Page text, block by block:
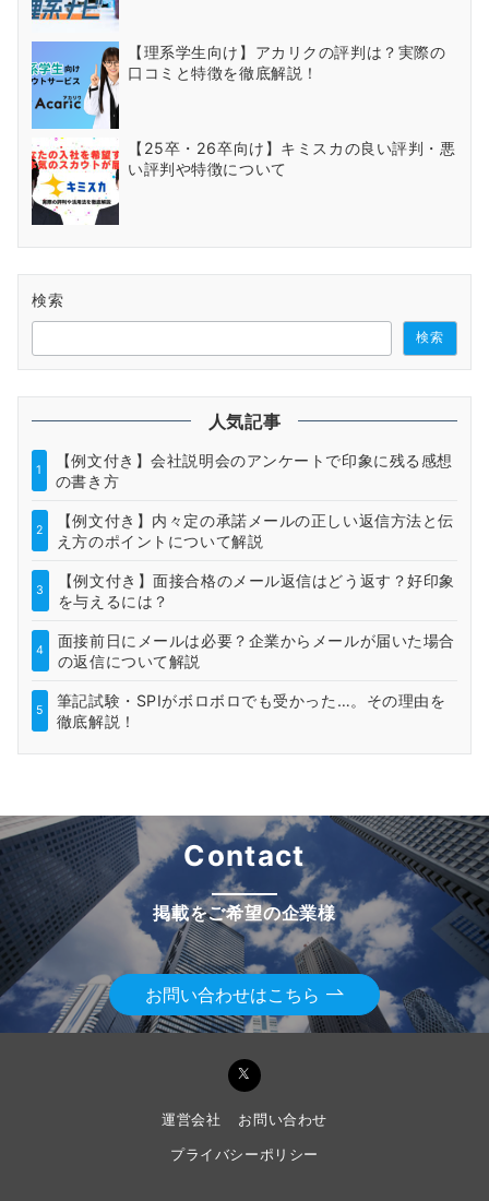
【理系学生向け】アカリクの評判は？実際の
口コミと特徴を徹底解説！
【25卒・26卒向け】キミスカの良い評判・悪
い評判や特徴について
検索
検索
人気記事
1
【例文付き】会社説明会のアンケートで印象に残る感想
の書き方
2
【例文付き】内々定の承諾メールの正しい返信方法と伝
え方のポイントについて解説
3
【例文付き】面接合格のメール返信はどう返す？好印象
を与えるには？
4
面接前日にメールは必要？企業からメールが届いた場合
の返信について解説
5
筆記試験・SPIがボロボロでも受かった…。その理由を
徹底解説！
Contact
掲載をご希望の企業様
お問い合わせはこちら
運営会社 お問い合わせ
プライバシーポリシー